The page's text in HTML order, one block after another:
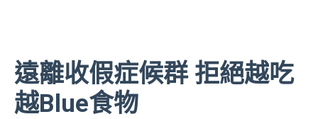
遠離收假症候群 拒絕越吃
越Blue食物